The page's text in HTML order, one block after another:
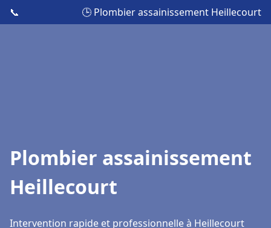
📞 🕒 Plombier assainissement Heillecourt
Plombier assainissement
Heillecourt
Intervention rapide et professionnelle à Heillecourt